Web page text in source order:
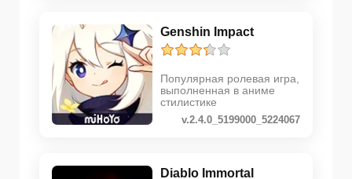
Genshin Impact
Популярная ролевая игра,
выполненная в аниме
стилистике
v.2.4.0_5199000_5224067
Diablo Immortal